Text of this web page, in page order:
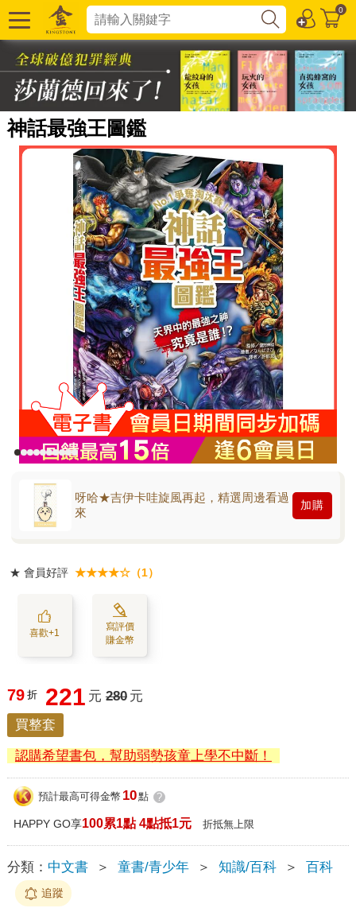
0
神話最強王圖鑑
呀哈★吉伊卡哇旋風再起，精選周邊看過
來
加購
★ 會員好評 ★★★★☆（1）
喜歡+1
寫評價
賺金幣
79 折 221 元 280 元
買整套
認購希望書包，幫助弱勢孩童上學不中斷！
預計最高可得金幣 10點 ?
HAPPY GO享100累1點 4點抵1元 折抵無上限
分類： 中文書 ＞ 童書/青少年 ＞ 知識/百科 ＞ 百科
追蹤